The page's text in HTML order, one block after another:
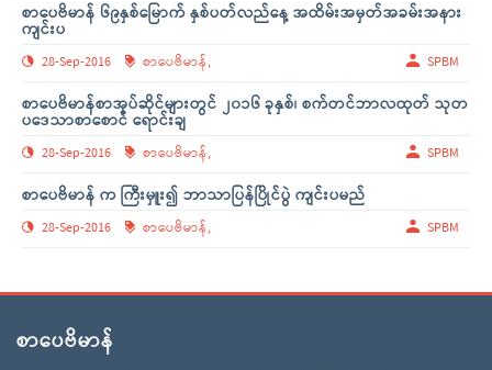
စာပေဗိမာန် ၆၉နှစ်မြောက် နှစ်ပတ်လည်နေ့ အထိမ်းအမှတ်အခမ်းအနား
ကျင်းပ
28-Sep-2016 စာပေဗိမာန်, SPBM
စာပေဗိမာန်စာအုပ်ဆိုင်များတွင် ၂၀၁၆ ခုနှစ်၊ စက်တင်ဘာလထုတ် သုတ
ပဒေသာစာစောင် ရောင်းချ
28-Sep-2016 စာပေဗိမာန်, SPBM
စာပေဗိမာန် က ကြီးမှူး၍ ဘာသာပြန်ပြိုင်ပွဲ ကျင်းပမည်
28-Sep-2016 စာပေဗိမာန်, SPBM
စာပေဗိမာန်